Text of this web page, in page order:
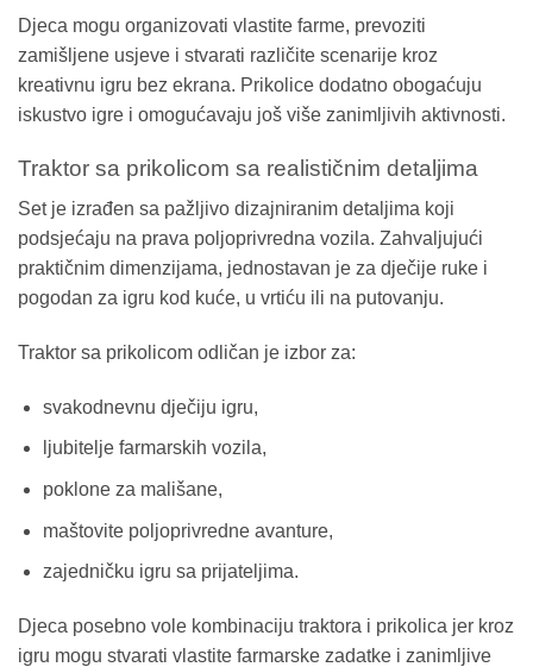
Djeca mogu organizovati vlastite farme, prevoziti
zamišljene usjeve i stvarati različite scenarije kroz
kreativnu igru bez ekrana. Prikolice dodatno obogaćuju
iskustvo igre i omogućavaju još više zanimljivih aktivnosti.
Traktor sa prikolicom sa realističnim detaljima
Set je izrađen sa pažljivo dizajniranim detaljima koji
podsjećaju na prava poljoprivredna vozila. Zahvaljujući
praktičnim dimenzijama, jednostavan je za dječije ruke i
pogodan za igru kod kuće, u vrtiću ili na putovanju.
Traktor sa prikolicom odličan je izbor za:
svakodnevnu dječiju igru,
ljubitelje farmarskih vozila,
poklone za mališane,
maštovite poljoprivredne avanture,
zajedničku igru sa prijateljima.
Djeca posebno vole kombinaciju traktora i prikolica jer kroz
igru mogu stvarati vlastite farmarske zadatke i zanimljive